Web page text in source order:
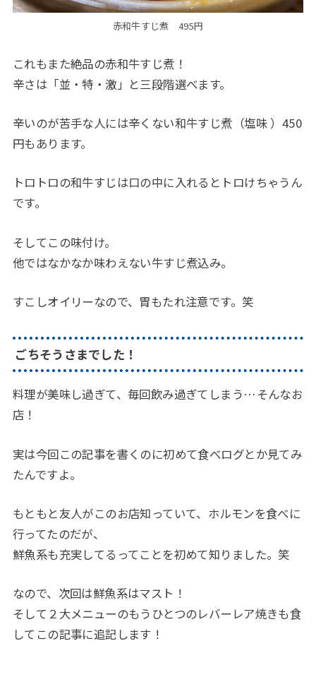
赤和牛すじ煮 495円
これもまた絶品の赤和牛すじ煮！
辛さは「並・特・激」と三段階選べます。
辛いのが苦手な人には辛くない和牛すじ煮（塩味 ）450
円もあります。
トロトロの和牛すじは口の中に入れるとトロけちゃうん
です。
そしてこの味付け。
他ではなかなか味わえない牛すじ煮込み。
すこしオイリーなので、胃もたれ注意です。笑
ごちそうさまでした！
料理が美味し過ぎて、毎回飲み過ぎてしまう…そんなお
店！
実は今回この記事を書くのに初めて食べログとか見てみ
たんですよ。
もともと友人がこのお店知っていて、ホルモンを食べに
行ってたのだが、
鮮魚系も充実してるってことを初めて知りました。笑
なので、次回は鮮魚系はマスト！
そして２大メニューのもうひとつのレバーレア焼きも食
してこの記事に追記します！